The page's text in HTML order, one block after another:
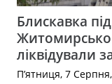
Блискавка
ліквідували
П’ятниця, 7